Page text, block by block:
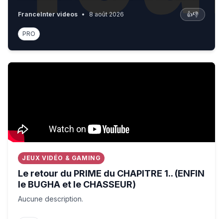
FranceInter videos • 8 août 2026 👍👎
PRO
Le retour du PRIME du CHAPITRE 1.. (ENFIN le
JEUX VIDÉO & GAMING
Le retour du PRIME du CHAPITRE 1.. (ENFIN
le BUGHA et le CHASSEUR)
Aucune description.